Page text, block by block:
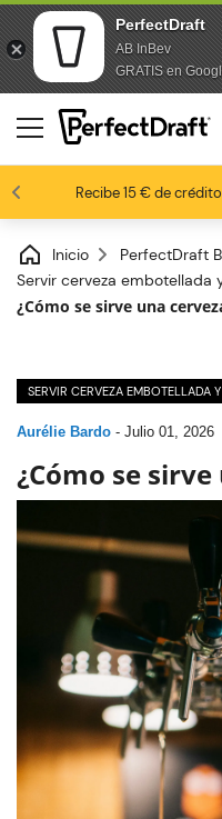
PerfectDraft
AB InBev
GRATIS en
Recibe 15 € de
Los fanáticos de la
Inicio
PerfectDraft
Servir cerveza embotellada
¿Cómo se sirve una
SERVIR CERVEZA EMBOTELLADA
Aurélie Bardo - Julio 01, 2026
¿Cómo se